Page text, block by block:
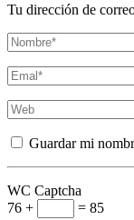
Tu dirección de
Guardar mi
WC Captcha
76 +
= 85